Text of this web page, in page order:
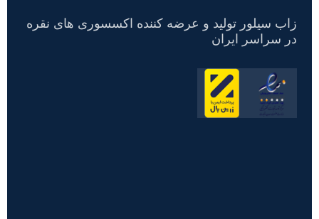
زاب سیلور تولید و عرضه کننده اکسسوری های نقره
در سراسر ایران